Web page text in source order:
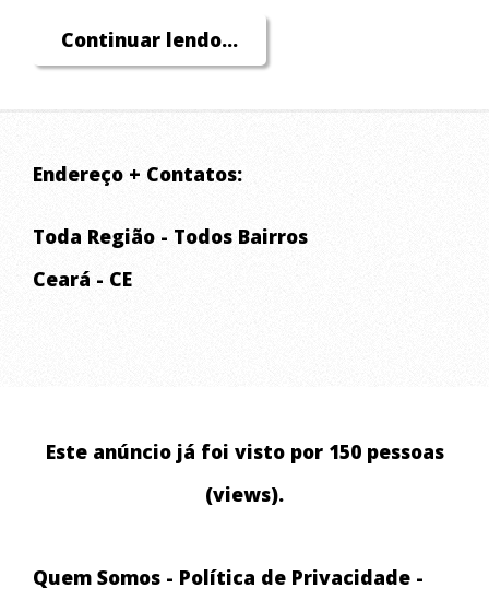
Trabalhamos com artefatos de concreto
produzidos com alto padrão de qualidade,
Fábrica de Pré-Moldados de Concreto para
Construção Civil
Continuar lendo...
Endereço + Contatos:
Toda Região - Todos Bairros
Ceará - CE
Este anúncio já foi visto por 150 pessoas
(views).
Quem Somos - Política de Privacidade -